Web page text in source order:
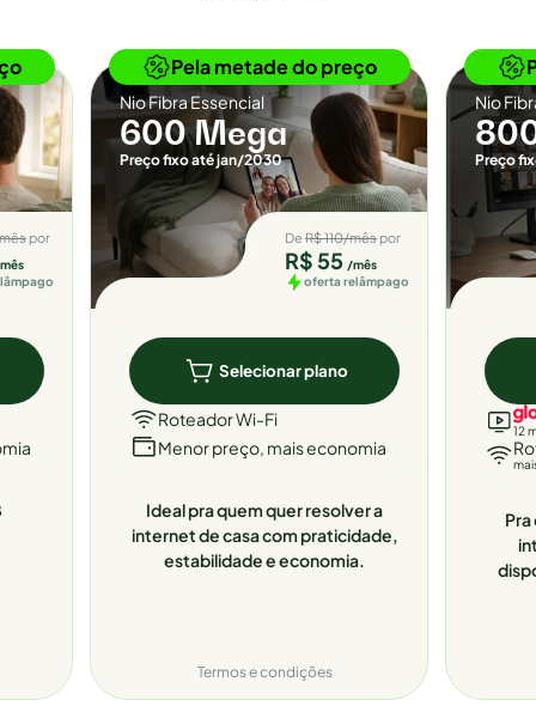
por
Novidade
Nio Fibra Essencial
600 Mega
Preço fixo até jan/2030
De R$ 110/mês por
R$ 55 /mês
oferta relâmpago
Selecionar plano
Roteador Wi-Fi
Menor preço, mais economia
Ideal pra quem quer resolver a
internet de casa com praticidade,
estabilidade e economia.
Termos e condições
Pela metade do preço
Nio
Preço
12